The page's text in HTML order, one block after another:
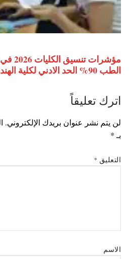
الطب 90% الحد الادني لكلية الهندسة
اترك تعليقاً
لن يتم نشر عنوان بريدك الإلكتروني.
بـ*
التعليق *
الاسم